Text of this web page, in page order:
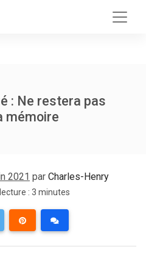
: Ne restera pas
mémoire
2021 par Charles-Henry
: 3 minutes